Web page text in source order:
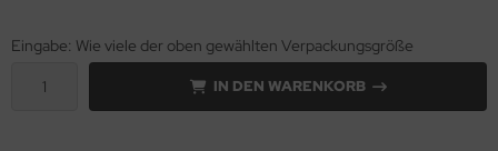
Eingabe: Wie viele der oben gewählten Verpackungsgröße
IN DEN WARENKORB